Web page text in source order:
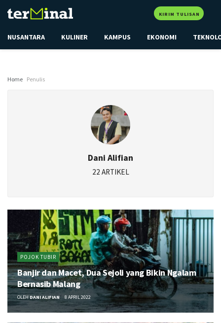
KIRIM TULISAN
NUSANTARA KULINER KAMPUS EKONOMI
Home Penulis
Dani Alifian
22 ARTIKEL
POJOK TUBIR
Banjir dan Macet, Dua Sejoli yang Bikin Ngalam
Bernasib Malang
OLEHDANI ALIFIAN 8 APRIL 2022